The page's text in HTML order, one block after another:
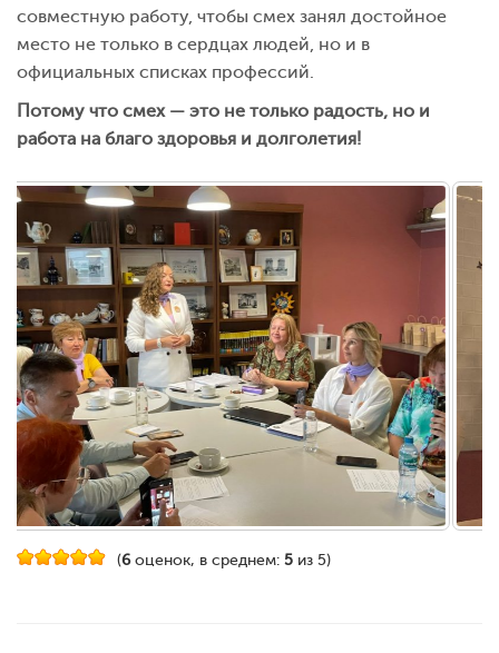
совместную работу, чтобы смех занял достойное
место не только в сердцах людей, но и в
официальных списках профессий.
Потому что смех — это не только радость, но и
работа на благо здоровья и долголетия!
(6оценок, в среднем: 5 из 5)